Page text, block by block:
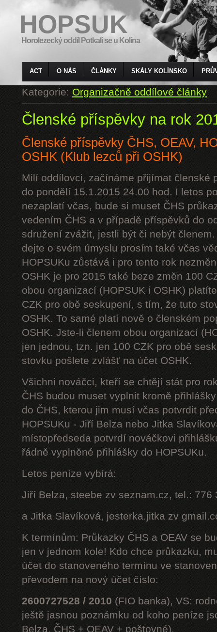
HOPSUK
Horolezecký oddíl Potkali se u Kolína
ACT O NÁS ČLÁNKY SKÁLY KOLÍNSKO
Kategorie:Organizačně oddílové články
Členské příspěvky na rok
Členské příspěvky ČHS, OEAV,
OSHK (Klub lezců při OSHK)
Milí oddílovci, začínáme přijímat členské
do pondělí 15.1.2015 24.00 hod. I letos
nezaplatí včas, bude si muset ČHS
vedením ČHS a v případě příspěvků do
sdružení zvážit, jestli být či nebýt
dejte o svém úmyslu prosím také včas
HOPSUKu zůstává i pro tento rok
OSHK je pro 2015 také beze změn 100
obou organizací (HOPSUK i OSHK)
CZK pro obě seskupení, s tím, že tuto
OSHK. To samé platí nově o členském
OSHK. Jste-li členem obou organizací
jen jednou, tzn. jen 100 CZK pro obě
stovku pošlete zvlášť na účet OSHK.
Všichni nováčci, kteří se chtějí stát pro
ČHS budou muset vyplnit kromě
do ČHS, kterou jim musí včas potvrdit
HOPSUKu - Jiří Belza nebo Jitka
místopředseda potvrdí nováčkovi
řádně vyplněné přihlášky do HOPSUKu.
Letos peníze vybírá:
Jiří Belza, steebe zv seznam.cz, tel.: 776
a Jitka Slavíková, jesterka.jitka zv
K termínům: Průkazky ČHS a OEAV se
jen v jednom kole! Kdo chce průkazku,
účet do stanoveného termínu ve
převodem na nový účet číslo:
2600727528 / 2010 (FIO banka), VS:
ještě jasnou poznámku od koho peníze
Belza, ČHS + OEAV + poštovné).